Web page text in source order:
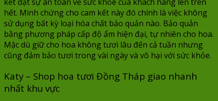
hết. Minh chứng cho cam kết này đó chính là việc không
sử dụng bất kỳ loại hóa chất bảo quản nào. Bảo quản
bằng phương pháp cấp độ ẩm hiện đại, tự nhiên cho hoa.
Mặc dù giữ cho hoa không tươi lâu đến cả tuần nhưng
cũng đảm bảo tươi trong vài ngày và vô hại với sức khỏe.
Katy – Shop hoa tươi Đồng Tháp giao nhanh
nhất khu vực